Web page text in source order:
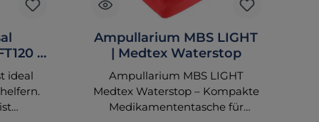
-
ideal
Ampullarium MBS LIGHT
| Medtex Waterstop
Ampullarium MBS LIGHT
Medtex Waterstop – Kompakte
Medikamententasche für